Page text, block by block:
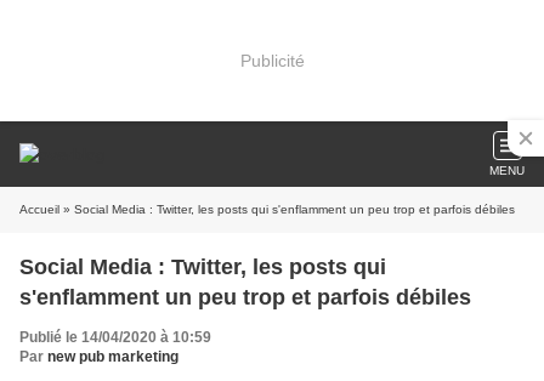
Publicité
MENU
Accueil » Social Media : Twitter, les posts qui s'enflamment un peu trop et parfois débiles
Social Media : Twitter, les posts qui
s'enflamment un peu trop et parfois débiles
Publié le 14/04/2020 à 10:59
Par new pub marketing